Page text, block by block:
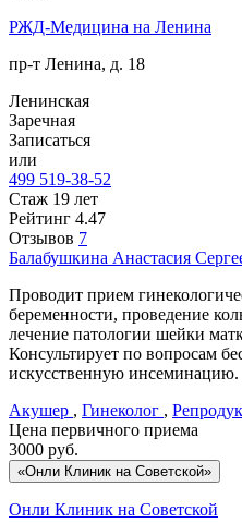
РЖД-Медицина на Ленина
пр-т Ленина, д. 18
Ленинская
Заречная
Записаться
или
499 519-38-52
Стаж 19 лет
Рейтинг 4.47
Отзывов 7
Балабушкина Анастасия
Проводит прием
беременности, проведение
лечение патологии шейки
Консультирует по вопросам
искусственную инсеминацию.
Акушер , Гинеколог ,
Цена первичного приема
3000 руб.
«Онли Клиник на Советской»
Онли Клиник на Советской